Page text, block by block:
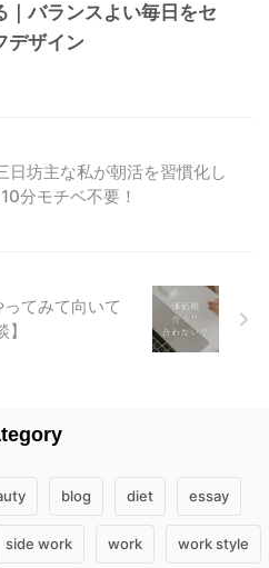
｜バランスよい毎日をセ
デザイン
日坊主な私が朝活を習慣化し
分モチベ不要！
てみて向いて
blog diet essay
side work work work style